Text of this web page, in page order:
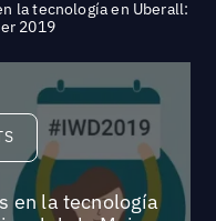
la tecnología en Uberall:
2019
en la tecnología